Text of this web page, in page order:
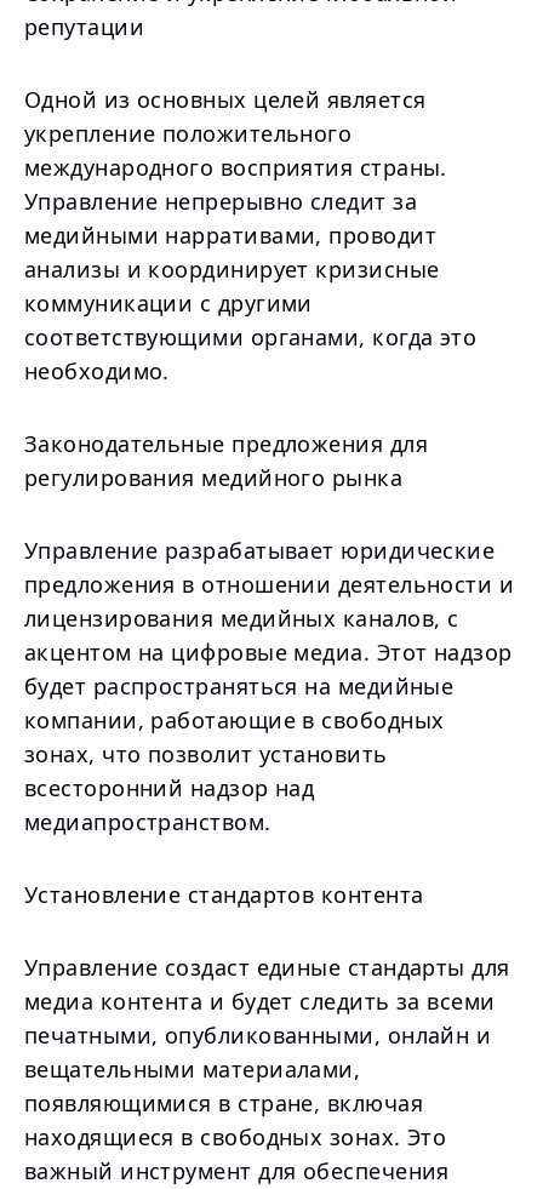
репутации
Одной из основных целей является
укрепление положительного
международного восприятия страны.
Управление непрерывно следит за
медийными нарративами, проводит
анализы и координирует кризисные
коммуникации с другими
соответствующими органами, когда это
необходимо.
Законодательные предложения для
регулирования медийного рынка
Управление разрабатывает юридические
предложения в отношении деятельности и
лицензирования медийных каналов, с
акцентом на цифровые медиа. Этот надзор
будет распространяться на медийные
компании, работающие в свободных
зонах, что позволит установить
всесторонний надзор над
медиапространством.
Установление стандартов контента
Управление создаст единые стандарты для
медиа контента и будет следить за всеми
печатными, опубликованными, онлайн и
вещательными материалами,
появляющимися в стране, включая
находящиеся в свободных зонах. Это
важный инструмент для обеспечения